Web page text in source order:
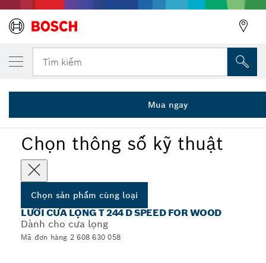
Tìm kiếm
... Lưỡi cưa lọng T 244 D Speed for Wood
Chọn thông số kỹ thuật
Chọn sản phẩm cùng loại
LƯỠI CƯA LỌNG T 244 D SPEED FOR WOOD
Dành cho cưa lọng
Mã đơn hàng 2 608 630 058
SẢN PHẨM CÙNG LOẠI ĐÃ CHỌN
Lưỡi cưa lọng T 244 D
2 608 630 058
Mua ngay